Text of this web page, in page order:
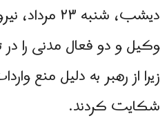
وکیل و دو فعال مدنی را در
زیرا از رهبر به دلیل منع
شکایت کردند.